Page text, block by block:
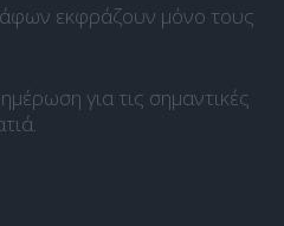
εκφράζουν μόνο τους
για τις σημαντικές